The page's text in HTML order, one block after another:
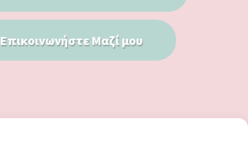
Επικοινωνήστε Μαζί μου